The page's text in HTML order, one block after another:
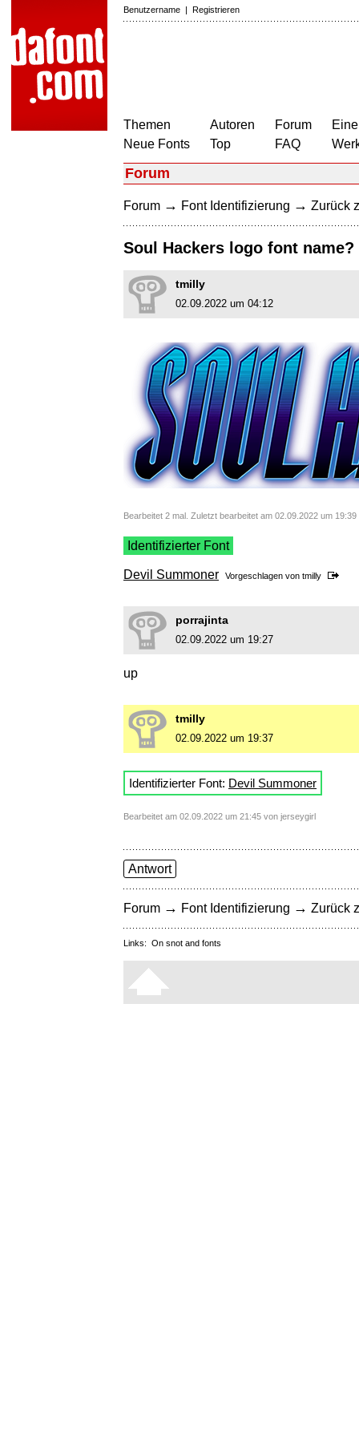
Benutzername | Registrieren
Themen
Neue Fonts
Autoren
Top
Forum
FAQ
Forum
Forum → Font Identifizierung → Zurück
Soul Hackers logo font name?
tmilly
02.09.2022 um 04:12
Bearbeitet 2 mal. Zuletzt bearbeitet am 02.09.2022 um 19:39
Identifizierter Font
Devil Summoner Vorgeschlagen von tmilly
porrajinta
02.09.2022 um 19:27
up
tmilly
02.09.2022 um 19:37
Identifizierter Font: Devil Summoner
Bearbeitet am 02.09.2022 um 21:45 von jerseygirl
Antwort
Forum → Font Identifizierung → Zurück
Links: On snot and fonts